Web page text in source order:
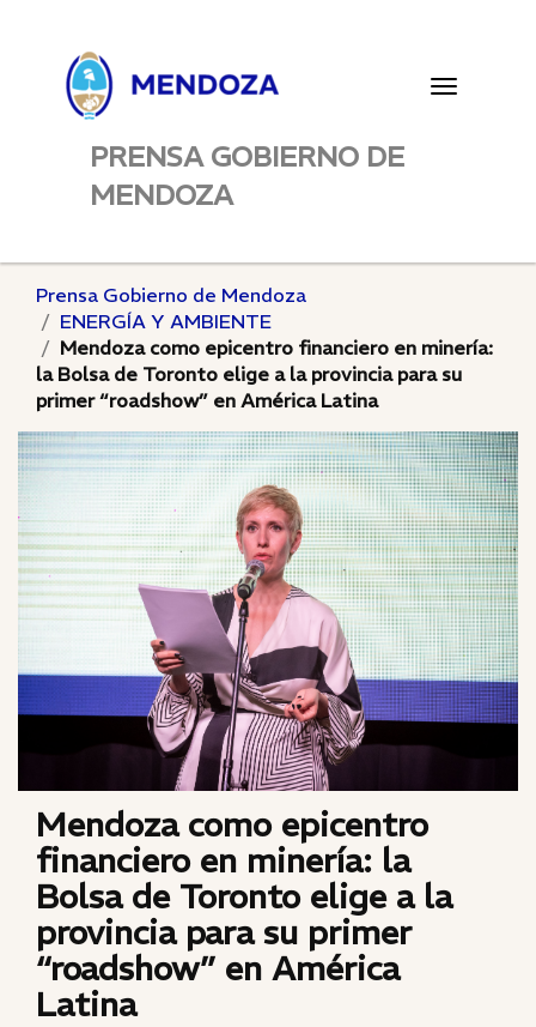
Toggle
PRENSA GOBIERNO DE
MENDOZA
Prensa Gobierno de Mendoza
ENERGÍA Y AMBIENTE
Mendoza como epicentro financiero en minería:
la Bolsa de Toronto elige a la provincia para su
primer “roadshow” en América Latina
Mendoza como epicentro
financiero en minería: la
Bolsa de Toronto elige a la
provincia para su primer
“roadshow” en América
Latina